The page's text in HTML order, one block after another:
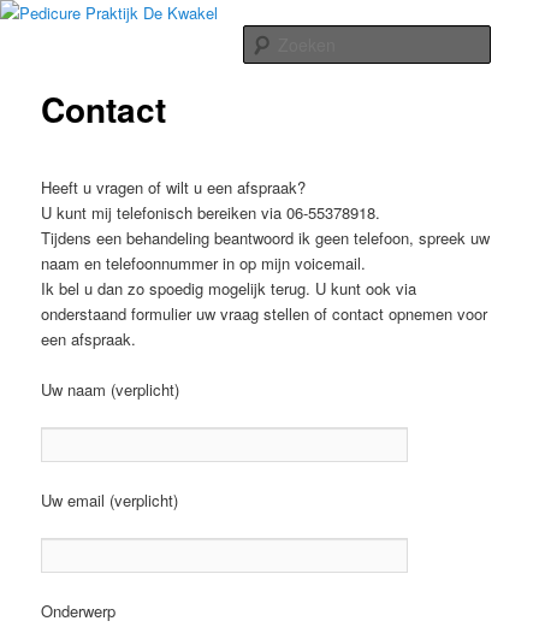
Spring
inhoud
Pedicure Praktijk De Kwakel
Contact
Heeft u vragen of wilt u een afspraak?
U kunt mij telefonisch bereiken via 06-55378918.
Tijdens een behandeling beantwoord ik geen telefoon, spreek uw
naam en telefoonnummer in op mijn voicemail.
Ik bel u dan zo spoedig mogelijk terug. U kunt ook via
onderstaand formulier uw vraag stellen of contact opnemen voor
een afspraak.
Uw naam (verplicht)
Uw email (verplicht)
Onderwerp